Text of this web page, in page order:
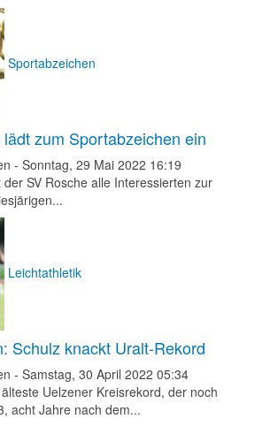
Sportabzeichen
zum Sportabzeichen ein
- Sonntag, 29 Mai 2022 16:19
SV Rosche alle Interessierten zur
Leichtathletik
Schulz knackt Uralt-Rekord
- Samstag, 30 April 2022 05:34
Uelzener Kreisrekord, der noch
acht Jahre nach dem...